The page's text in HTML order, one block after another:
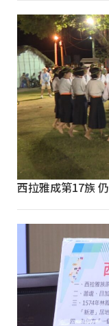
西拉雅成第17族